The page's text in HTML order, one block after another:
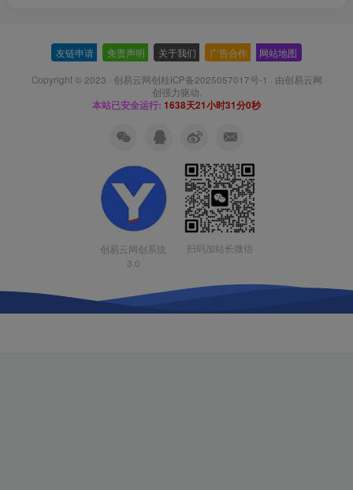
友链申请 免责声明 关于我们 广告合作 网站地图
Copyright © 2023 · 创易云网创桂ICP备2025057017号-1 · 由创易云网
创强力驱动.
本站已安全运行: 1638天21小时31分1秒
创易云网创系统
3.0
扫码加站长微信